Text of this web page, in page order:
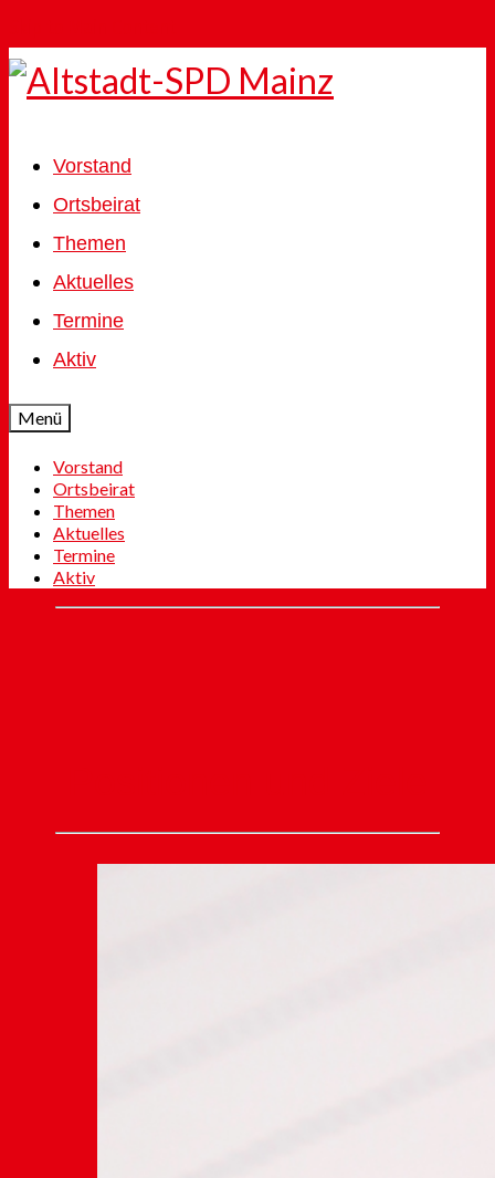
Vorstand
Ortsbeirat
Themen
Aktuelles
Termine
Aktiv
Menü
Vorstand
Ortsbeirat
Themen
Aktuelles
Termine
Aktiv